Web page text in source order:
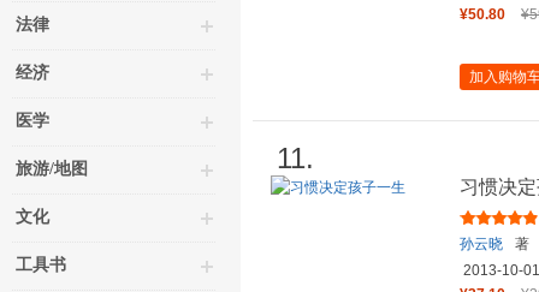
法律
经济
医学
旅游/地图
文化
工具书
¥50.80
加入购物
11.
习惯决
孙云晓
著
2013-10-01